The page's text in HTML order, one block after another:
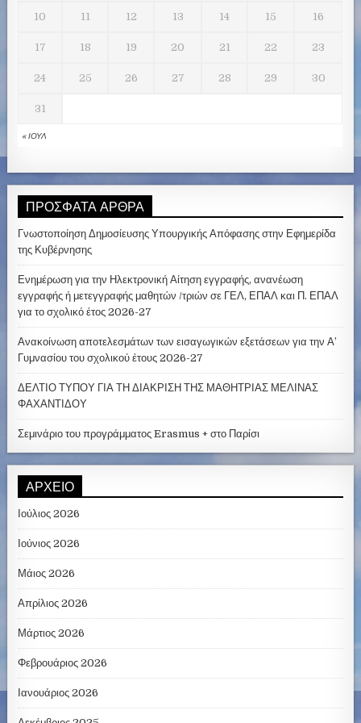
« ΙΟΎΛ
10 11 12 13 14 15 16
17 18 19 20 21 22 23
24 25 26 27 28 29 30
31
ΠΡΌΣΦΑΤΑ ΆΡΘΡΑ
Γνωστοποίηση Δημοσίευσης Υπουργικής Απόφασης στην Εφημερίδα
της Κυβέρνησης
Ενημέρωση για την Ηλεκτρονική Αίτηση εγγραφής, ανανέωση
εγγραφής ή μετεγγραφής μαθητών /τριών σε ΓΕΛ, ΕΠΑΛ και Π. ΕΠΑΛ
για το σχολικό έτος 2026-27
Ανακοίνωση αποτελεσμάτων των εισαγωγικών εξετάσεων για την Α’
Γυμνασίου του σχολικού έτους 2026-27
ΔΕΛΤΙΟ ΤΥΠΟΥ ΓΙΑ ΤΗ ΔΙΑΚΡΙΣΗ ΤΗΣ ΜΑΘΗΤΡΙΑΣ ΜΕΛΙΝΑΣ
ΦΑΧΑΝΤΙΔΟΥ
Σεμινάριο του προγράμματος Erasmus + στο Παρίσι
ΑΡΧΕΊΟ
Ιούλιος 2026
Ιούνιος 2026
Μάιος 2026
Απρίλιος 2026
Μάρτιος 2026
Φεβρουάριος 2026
Ιανουάριος 2026